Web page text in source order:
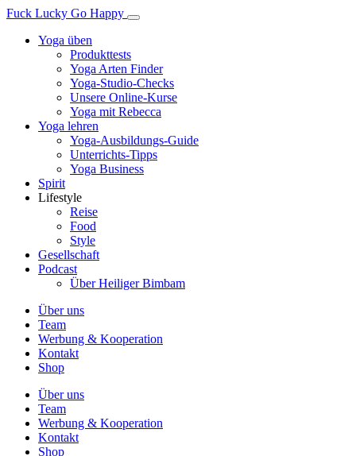
Fuck Lucky Go Happy
Yoga üben
Produkttests
Yoga Arten Finder
Yoga-Studio-Checks
Unsere Online-Kurse
Yoga mit Rebecca
Yoga lehren
Yoga-Ausbildungs-Guide
Unterrichts-Tipps
Yoga Business
Spirit
Lifestyle
Reise
Food
Style
Gesellschaft
Podcast
Über Heiliger Bimbam
Über uns
Team
Werbung & Kooperation
Kontakt
Shop
Über uns
Team
Werbung & Kooperation
Kontakt
Shop